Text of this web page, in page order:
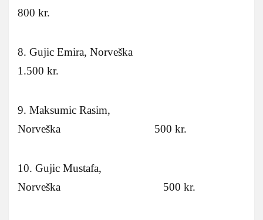
800 kr.
8. Gujic Emira, Norveška
1.500 kr.
9. Maksumic Rasim,
Norveška 500 kr.
10. Gujic Mustafa,
Norveška 500 kr.